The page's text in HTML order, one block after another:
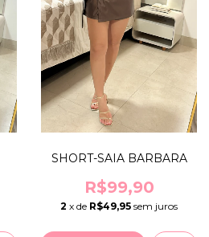
SHORT-SAIA BARBARA
R$99,90
2 x de R$49,95 sem juros